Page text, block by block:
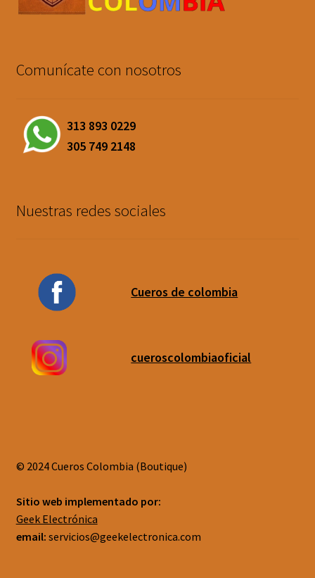
Comunícate con nosotros
313 893 0229
305 749 2148
Nuestras redes sociales
Cueros de colombia
cueroscolombiaoficial
© 2024 Cueros Colombia (Boutique)
Sitio web implementado por:
Geek Electrónica
email: servicios@geekelectronica.com